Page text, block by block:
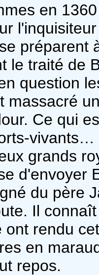
en
préparent
le traité de
question
massacré
Ce qui
vivants…
grands
d'envoyer
du père
Il
ont rendu
en
repos.